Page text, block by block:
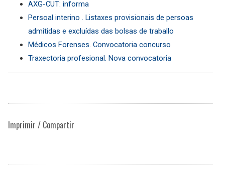
AXG-CUT: informa
Persoal interino . Listaxes provisionais de persoas
admitidas e excluídas das bolsas de traballo
Médicos Forenses. Convocatoria concurso
Traxectoria profesional. Nova convocatoria
Imprimir / Compartir